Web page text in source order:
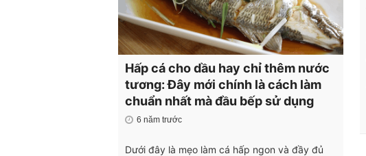
Hấp cá cho dầu hay chỉ thêm nước
tương: Đây mới chính là cách làm
chuẩn nhất mà đầu bếp sử dụng
6 năm trước
Dưới đây là mẹo làm cá hấp ngon và đầy đủ